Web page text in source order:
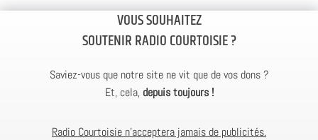
VOUS SOUHAITEZ
SOUTENIR RADIO COURTOISIE ?
Saviez-vous que notre site ne vit que de vos dons ?
Et, cela, depuis toujours !
Radio Courtoisie n’acceptera jamais de publicités.